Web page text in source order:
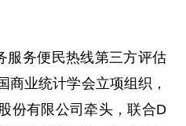
服务便民热线第三方评估
商业统计学会立项组织，
份有限公司牵头，联合D